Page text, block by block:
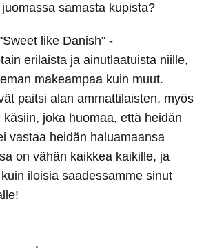
samasta kupista?
like Danish" -
erilaista ja ainutlaatuista niille,
makeampaa kuin muut.
paitsi alan ammattilaisten, myös
joka huomaa, että heidän
vastaa heidän haluamaansa
on vähän kaikkea kaikille, ja
iloisia saadessamme sinut